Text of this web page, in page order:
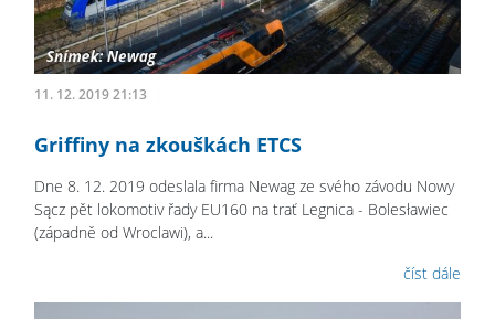
11. 12. 2019 21:13
Griffiny na zkouškách ETCS
Dne 8. 12. 2019 odeslala firma Newag ze svého závodu Nowy
Sącz pět lokomotiv řady EU160 na trať Legnica - Bolesławiec
(západně od Wroclawi), a...
číst dále